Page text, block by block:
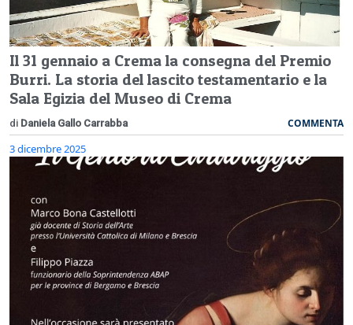
Il 31 gennaio a Crema la consegna del Premio
Burri. La storia del lascito testamentario e la
Sala Egizia del Museo di Crema
di Daniela Gallo Carrabba COMMENTA
3 dicembre 2025